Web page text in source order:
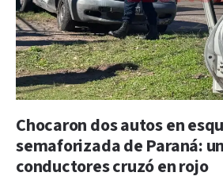
Chocaron dos autos en
semaforizada de Paraná:
conductores cruzó en rojo